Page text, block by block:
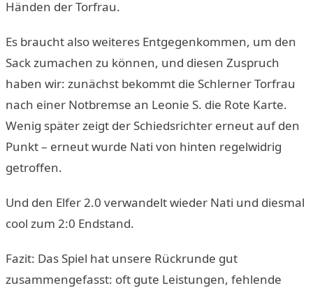
Händen der Torfrau.
Es braucht also weiteres Entgegenkommen, um den
Sack zumachen zu können, und diesen Zuspruch
haben wir: zunächst bekommt die Schlerner Torfrau
nach einer Notbremse an Leonie S. die Rote Karte.
Wenig später zeigt der Schiedsrichter erneut auf den
Punkt – erneut wurde Nati von hinten regelwidrig
getroffen.
Und den Elfer 2.0 verwandelt wieder Nati und diesmal
cool zum 2:0 Endstand.
Fazit: Das Spiel hat unsere Rückrunde gut
zusammengefasst: oft gute Leistungen, fehlende